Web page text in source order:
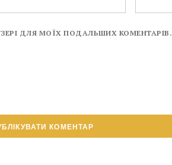
ДЛЯ МОЇХ ПОДАЛЬШИХ КОМЕНТАРІВ.